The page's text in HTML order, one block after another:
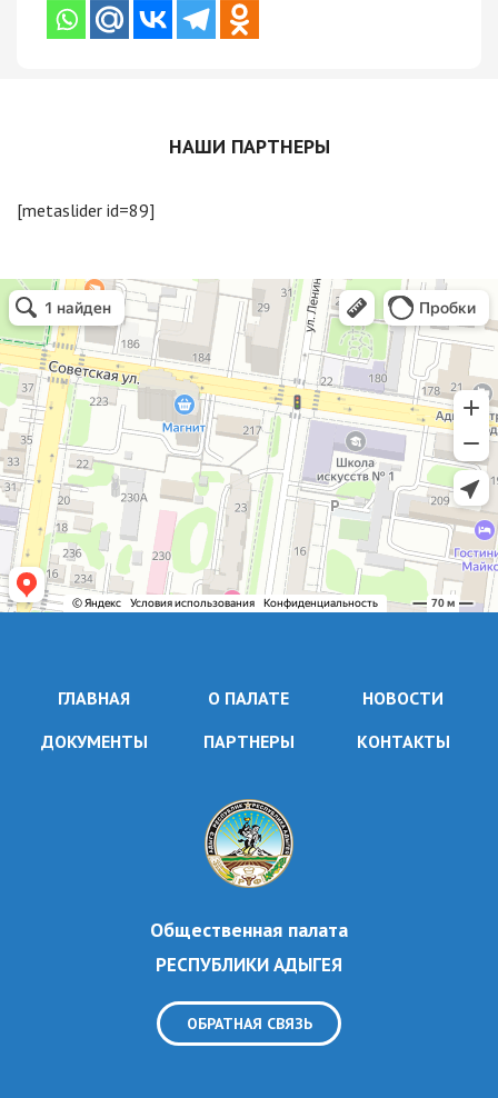
НАШИ ПАРТНЕРЫ
[metaslider id=89]
ГЛАВНАЯ О ПАЛАТЕ
НОВОСТИ
ДОКУМЕНТЫ
ПАРТНЕРЫ КОНТАКТЫ
Общественная палата
РЕСПУБЛИКИ АДЫГЕЯ
ОБРАТНАЯ СВЯЗЬ